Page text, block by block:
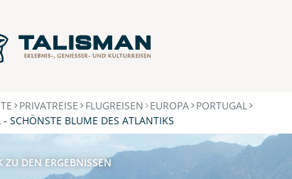
PRIVATREISE FLUGREISEN EUROPA PORTUGAL
- SCHÖNSTE BLUME DES ATLANTIKS
ZU DEN ERGEBNISSEN